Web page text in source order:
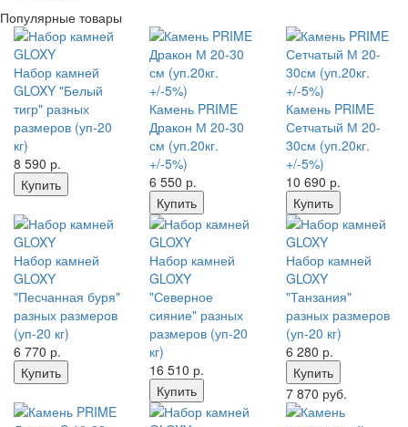
Популярные товары
Набор камней
GLOXY "Белый
тигр" разных
размеров (уп-20
кг)
8 590 р.
Купить
Камень PRIME
Дракон М 20-30
см (уп.20кг.
+/-5%)
6 550 р.
Купить
Камень PRIME
Сетчатый М 20-
30см (уп.20кг.
+/-5%)
10 690 р.
Купить
Набор камней
GLOXY
"Песчанная буря"
разных размеров
(уп-20 кг)
6 770 р.
Купить
Набор камней
GLOXY
"Северное
сияние" разных
размеров (уп-20
кг)
16 510 р.
Купить
Набор камней
GLOXY
"Танзания"
разных размеров
(уп-20 кг)
6 280 р.
Купить
7 870 руб.